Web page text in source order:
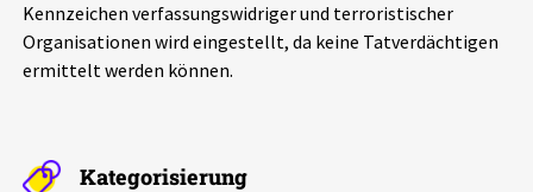
Schlaglichter
Aktuelles
Kennzeichen verfassungswidriger und terroristischer
Organisationen wird eingestellt, da keine Tatverdächtigen
ermittelt werden können.
Kategorisierung